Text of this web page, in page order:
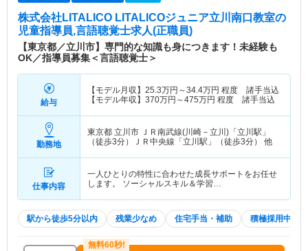
株式会社LITALICO LITALICOジュニア立川南口教室の
児童指導員,言語聴覚士求人(正職員)
【東京都／立川市】専門的な知識も身につきます！未経験も
OK／指導員募集＜言語聴覚士＞
給与
【モデル月収】 25.3万円～34.4万円 程度 諸手当込
【モデル年収】 370万円～475万円 程度 諸手当込
勤務地
東京都 立川市 ＪＲ南武線(川崎－立川)「立川駅」
（徒歩3分）ＪＲ中央線「立川駅」（徒歩3分） 他
仕事内容
一人ひとりの特性に合わせた成長サポートをお任せ
します。 ソーシャルスキル＆学習…
駅から徒歩5分以内 残業少なめ 住宅手当・補助 積極採用中